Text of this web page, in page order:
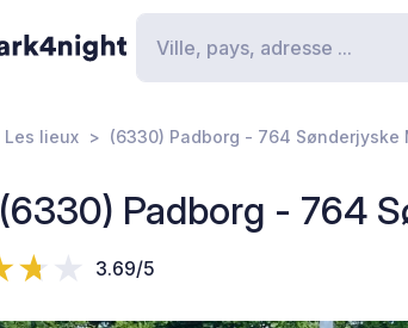
Les lieux (6330) Padborg - 764 Sønderjyske
(6330) Padborg - 764
3.69/5